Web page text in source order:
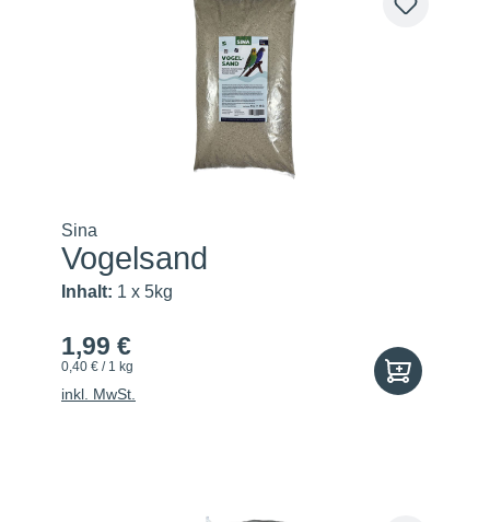
Sina
Vogelsand
Inhalt: 1 x 5kg
1,99 €
0,40 € / 1 kg
inkl. MwSt.